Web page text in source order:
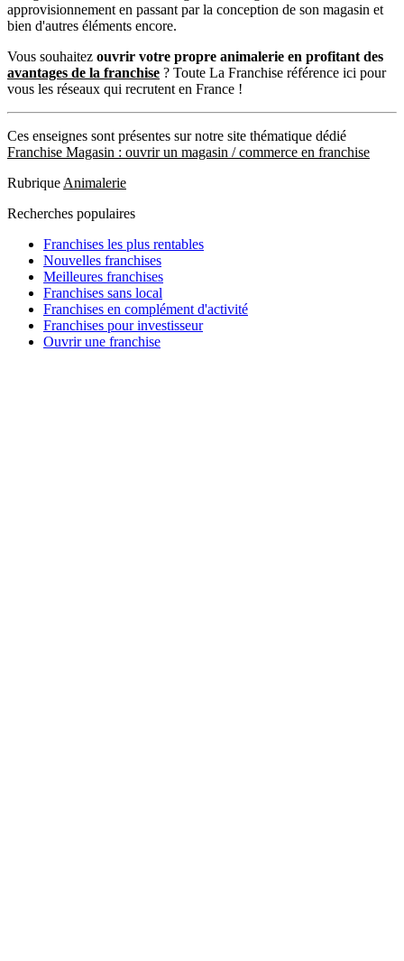
approvisionnement en passant par la conception de son magasin et
bien d'autres éléments encore.
Vous souhaitez ouvrir votre propre animalerie en profitant des
avantages de la franchise ? Toute La Franchise référence ici pour
vous les réseaux qui recrutent en France !
Ces enseignes sont présentes sur notre site thématique dédié
Franchise Magasin : ouvrir un magasin / commerce en franchise
RubriqueAnimalerie
Recherches populaires
Franchises les plus rentables
Nouvelles franchises
Meilleures franchises
Franchises sans local
Franchises en complément d'activité
Franchises pour investisseur
Ouvrir une franchise